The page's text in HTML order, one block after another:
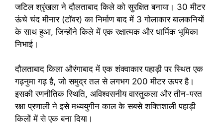
जटिल श्रृंखला ने दौलताबाद किले को सुरक्षित बनाया। 30 मीटर
ऊंचे चंद मीनार (टॉवर) का निर्माण बाद में 3 गोलाकार बालकनियों
के साथ हुआ, जिन्होंने किले में एक रक्षात्मक और धार्मिक भूमिका
निभाई।
दौलताबाद किला औरंगाबाद में एक शंक्वाकार पहाड़ी पर स्थित एक
गढ़नुमा गढ़ है, जो समुद्र तल से लगभग 200 मीटर ऊपर है।
इसकी रणनीतिक स्थिति, अविश्वसनीय वास्तुकला और तीन-परत
रक्षा प्रणाली ने इसे मध्ययुगीन काल के सबसे शक्तिशाली पहाड़ी
किलों में से एक बना दिया।